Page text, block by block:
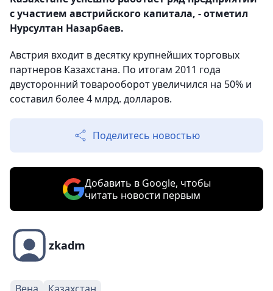
с участием австрийского капитала, - отметил
Нурсултан Назарбаев.
Австрия входит в десятку крупнейших торговых
партнеров Казахстана. По итогам 2011 года
двусторонний товарооборот увеличился на 50% и
составил более 4 млрд. долларов.
Поделитесь новостью
Добавить в Google, чтобы
читать новости первым
zkadm